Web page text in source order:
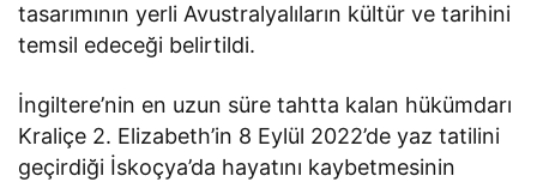
tasarımının yerli Avustralyalıların kültür ve tarihini
temsil edeceği belirtildi.
İngiltere’nin en uzun süre tahtta kalan hükümdarı
Kraliçe 2. Elizabeth’in 8 Eylül 2022’de yaz tatilini
geçirdiği İskoçya’da hayatını kaybetmesinin